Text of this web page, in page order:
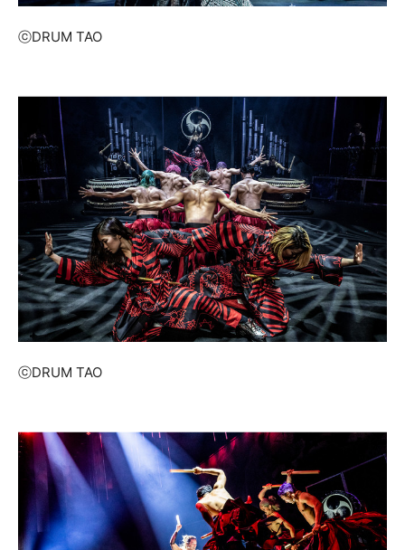
ⓒDRUM TAO
ⓒDRUM TAO